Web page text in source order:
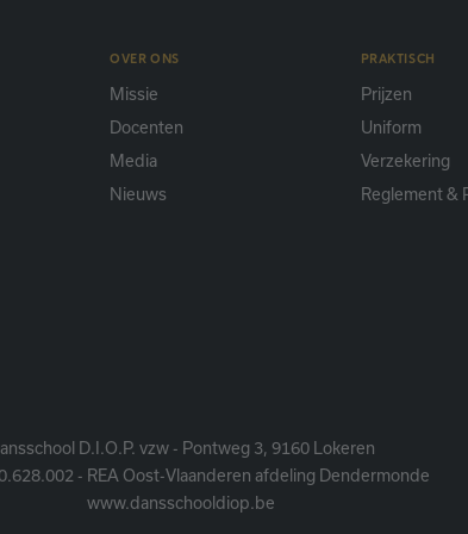
OVER ONS
Missie
Docenten
Media
Nieuws
PRAKTISCH
Prijzen
Uniform
Verzekering
Reglement &
D.I.O.P. vzw - Pontweg 3, 9160 Lokeren
- REA Oost-Vlaanderen afdeling Dendermonde
www.dansschooldiop.be